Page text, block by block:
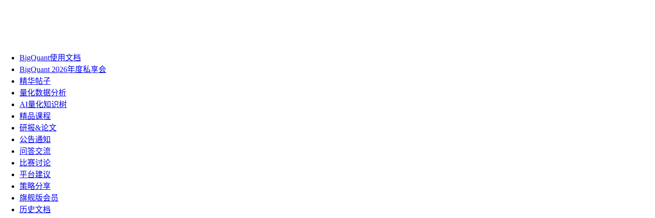
BigQuant使用文档
BigQuant 2026年度私享会
精华帖子
量化数据分析
AI量化知识树
精品课程
研报&论文
公告通知
问答交流
比赛讨论
平台建议
策略分享
旗舰版会员
历史文档